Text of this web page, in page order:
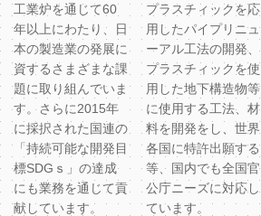
工業炉を通じて60
年以上にわたり、日
本の製造業の発展に
資するさまざまな課
題に取り組んでいま
す。さらに2015年
に採択された国連の
「持続可能な開発目
標SDGｓ」の達成
にも業務を通じて貢
献しています。
プラスチィックを応
用したパイプリニュ
ーアル工法の開発、
プラスチィックを使
用した地下構造物等
に使用する工法、材
料を開発をし、世界
各国に特許出願する
等、国内でも全国官
公庁ニーズに対応し
ています。